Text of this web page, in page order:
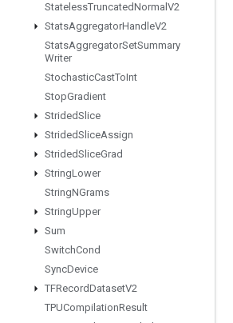
StatelessTruncatedNormal V2
StatsAggregatorHandleV2
StatsAggregatorSetSummary
Writer
StochasticCastToInt
StopGradient
StridedSlice
StridedSliceAssign
StridedSliceGrad
StringLower
StringNGrams
StringUpper
Sum
SwitchCond
SyncDevice
TFRecordDatasetV2
TPUCompilationResult